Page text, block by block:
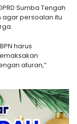
Sumba Tengah
persoalan itu
harus
aturan,”